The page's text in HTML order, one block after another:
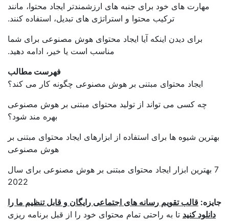
مهارت های خود برای جنبه های ارزشمندتر ایجاد محتوا، مانند
ترکیب محتوا و استراتژی های تبدیل، استفاده کنند.
برای دیدن اینکه آیا ایجاد محتوای هوش مصنوعی برای شما
مناسب است یا خیر، ادامه دهید.
فهرست مطالب
ایجاد محتوای مبتنی بر هوش مصنوعی چگونه کار می کند؟
چه کسی می تواند از تولید محتوای مبتنی بر هوش مصنوعی
بهره مند شود؟
شیوه ها برای استفاده از ابزارهای ایجاد محتوای مبتنی بر
هوش مصنوعی
7 بهترین ابزار ایجاد محتوای مبتنی بر هوش مصنوعی برای سال
2022
قالب تقویم رسانه های اجتماعی رایگان و قابل تنظیم ما را
کنید تا به راحتی تمام محتوای خود را از قبل برنامه ریزی